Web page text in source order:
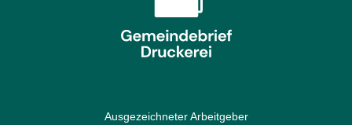
Ausgezeichneter Arbeitgeber